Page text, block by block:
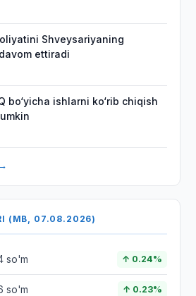
Shveysariyaning
ettiradi
bo‘yicha ishlarni ko‘rib chiqish
(MB, 07.08.2026)
so'm ↑ 0.24%
so'm ↑ 0.23%